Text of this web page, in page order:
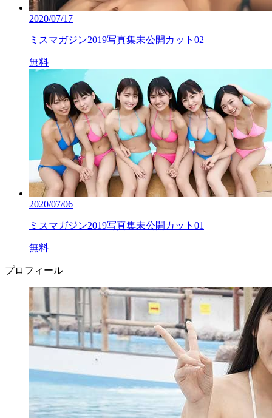
2020/07/17
ミスマガジン2019写真集未公開カット02
無料
2020/07/06
ミスマガジン2019写真集未公開カット01
無料
プロフィール